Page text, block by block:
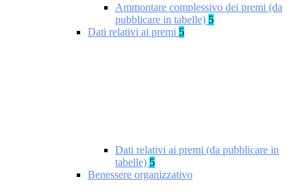
Ammontare complessivo dei premi (da
pubblicare in tabelle) 5
Dati relativi ai premi 5
Dati relativi ai premi (da pubblicare in
tabelle) 5
Benessere organizzativo